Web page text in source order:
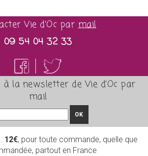
Vie d'Oc parmail
09 54 04 32 33
à la newsletter de Vie d'Oc par
mail
OK
: 12€, pour toute commande, quelle que
partout en France